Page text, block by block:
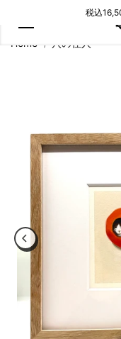
税込
Home 穴の住人